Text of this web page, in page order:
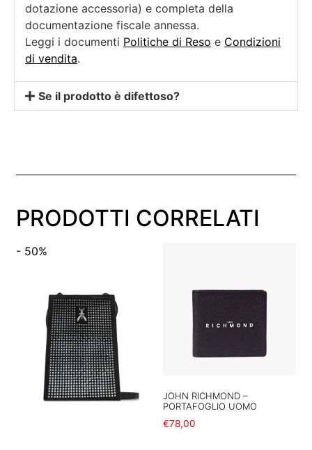
dotazione accessoria) e completa della
documentazione fiscale annessa.
Leggi i documenti Politiche di Reso e Condizioni
di vendita.
Se il prodotto è difettoso?
PRODOTTI CORRELATI
- 50%
JOHN RICHMOND –
PORTAFOGLIO UOMO
€78,00